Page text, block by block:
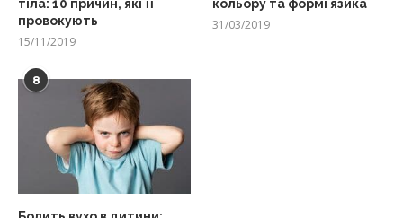
тіла: 10 причин, які її
провокують
15/11/2019
кольору та формі язика
31/03/2019
8